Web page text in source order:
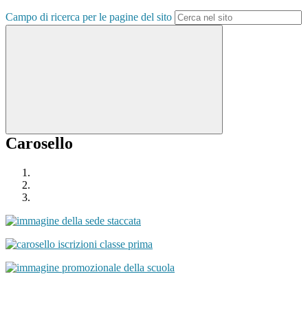
Campo di ricerca per le pagine del sito
Carosello